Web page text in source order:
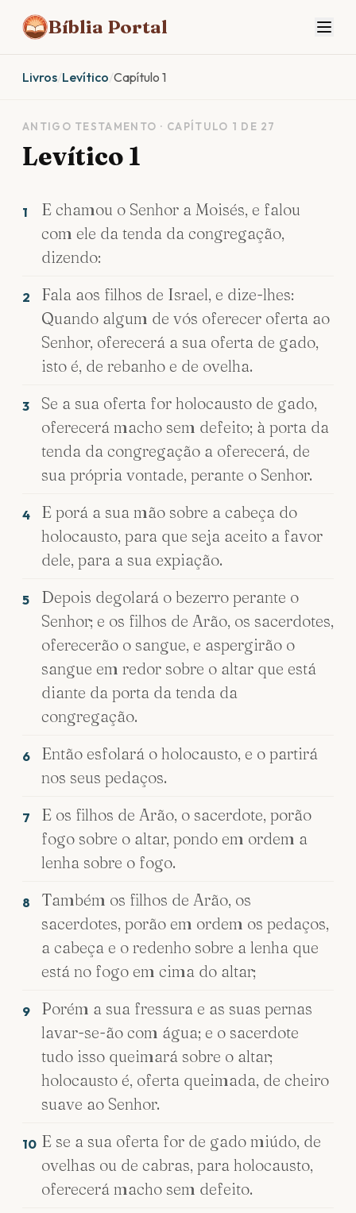
Bíblia Portal
Livros/Levítico/Capítulo 1
ANTIGO TESTAMENTO · CAPÍTULO 1 DE 27
Levítico 1
1
E chamou o Senhor a Moisés, e falou
com ele da tenda da congregação,
dizendo:
2
Fala aos filhos de Israel, e dize-lhes:
Quando algum de vós oferecer oferta ao
Senhor, oferecerá a sua oferta de gado,
isto é, de rebanho e de ovelha.
3
Se a sua oferta for holocausto de gado,
oferecerá macho sem defeito; à porta da
tenda da congregação a oferecerá, de
sua própria vontade, perante o Senhor.
4
E porá a sua mão sobre a cabeça do
holocausto, para que seja aceito a favor
dele, para a sua expiação.
5
Depois degolará o bezerro perante o
Senhor; e os filhos de Arão, os sacerdotes,
oferecerão o sangue, e aspergirão o
sangue em redor sobre o altar que está
diante da porta da tenda da
congregação.
6
Então esfolará o holocausto, e o partirá
nos seus pedaços.
7
E os filhos de Arão, o sacerdote, porão
fogo sobre o altar, pondo em ordem a
lenha sobre o fogo.
8
Também os filhos de Arão, os
sacerdotes, porão em ordem os pedaços,
a cabeça e o redenho sobre a lenha que
está no fogo em cima do altar;
9
Porém a sua fressura e as suas pernas
lavar-se-ão com água; e o sacerdote
tudo isso queimará sobre o altar;
holocausto é, oferta queimada, de cheiro
suave ao Senhor.
10 E se a sua oferta for de gado miúdo, de
ovelhas ou de cabras, para holocausto,
oferecerá macho sem defeito.